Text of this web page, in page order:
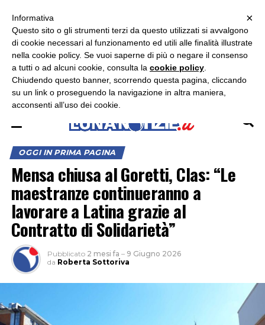
ASCOLTA RADIO LUNA
OGGI IN PRIMA PAGINA
Mensa chiusa al Goretti, Clas: “Le
maestranze continueranno a
lavorare a Latina grazie al
Contratto di Solidarietà”
Pubblicato 2 mesi fa – 9 Giugno 2026
da Roberta Sottoriva
×
×
Informativa
Questo sito o gli strumenti terzi da questo utilizzati si avvalgono
di cookie necessari al funzionamento ed utili alle finalità illustrate
nella cookie policy. Se vuoi saperne di più o negare il consenso
a tutti o ad alcuni cookie, consulta la cookie policy
Chiudendo questo banner, scorrendo questa pagina, cliccando
su un link o proseguendo la navigazione in altra maniera,
acconsenti all’uso dei cookie.